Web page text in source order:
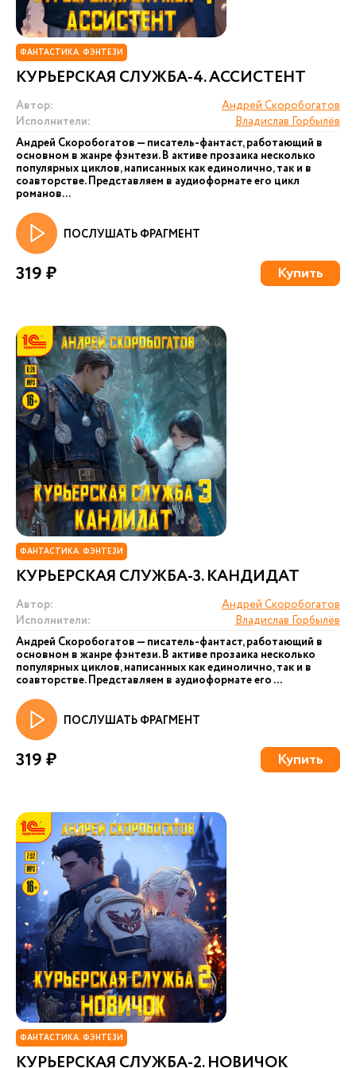
ФАНТАСТИКА. ФЭНТЕЗИ
КУРЬЕРСКАЯ СЛУЖБА-4. АССИСТЕНТ
Автор:
Андрей Скоробогатов
Исполнители:
Владислав Горбылёв
Андрей Скоробогатов — писатель-фантаст, работающий в
основном в жанре фэнтези. В активе прозаика несколько
популярных циклов, написанных как единолично, так и в
соавторстве. Представляем в аудиоформате его цикл
романов...
ПОСЛУШАТЬ ФРАГМЕНТ
319 ₽ Купить
ФАНТАСТИКА. ФЭНТЕЗИ
КУРЬЕРСКАЯ СЛУЖБА-3. КАНДИДАТ
Автор:
Андрей Скоробогатов
Исполнители:
Владислав Горбылёв
Андрей Скоробогатов — писатель-фантаст, работающий в
основном в жанре фэнтези. В активе прозаика несколько
популярных циклов, написанных как единолично, так и в
соавторстве. Представляем в аудиоформате его ...
ПОСЛУШАТЬ ФРАГМЕНТ
319 ₽ Купить
ФАНТАСТИКА. ФЭНТЕЗИ
КУРЬЕРСКАЯ СЛУЖБА-2. НОВИЧОК